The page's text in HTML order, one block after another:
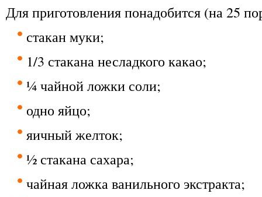
Для приготовления понадобится (на 25
стакан муки;
1/3 стакана несладкого какао;
¼ чайной ложки соли;
одно яйцо;
яичный желток;
½ стакана сахара;
чайная ложка ванильного экстракта;